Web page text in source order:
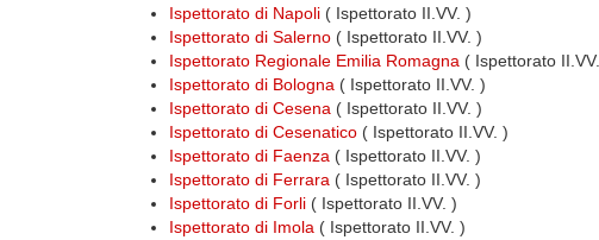
Ispettorato di Napoli ( Ispettorato II.VV. )
Ispettorato di Salerno ( Ispettorato II.VV. )
Ispettorato Regionale Emilia Romagna ( Ispettorato
Ispettorato di Bologna ( Ispettorato II.VV. )
Ispettorato di Cesena ( Ispettorato II.VV. )
Ispettorato di Cesenatico ( Ispettorato II.VV. )
Ispettorato di Faenza ( Ispettorato II.VV. )
Ispettorato di Ferrara ( Ispettorato II.VV. )
Ispettorato di Forli ( Ispettorato II.VV. )
Ispettorato di Imola ( Ispettorato II.VV. )